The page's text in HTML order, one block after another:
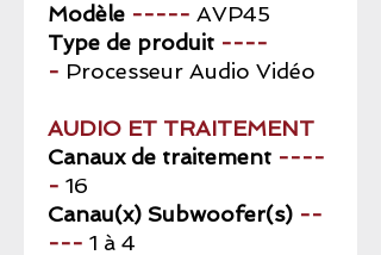
Modèle ----- AVP45
Type de produit ----
- Processeur Audio Vidéo
AUDIO ET TRAITEMENT
Canaux de traitement ----
- 16
Canau(x) Subwoofer(s) --
--- 1 à 4